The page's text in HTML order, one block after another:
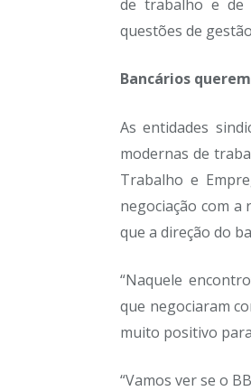
de trabalho e de
questões de
Bancários
As entidades
modernas de
Trabalho e
negociação com
que a direção do
“Naquele
que negociaram
muito positivo
“Vamos ver se o